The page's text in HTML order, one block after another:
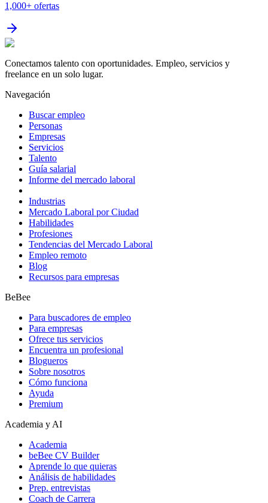
1,000+ ofertas
Conectamos talento con oportunidades. Empleo, servicios y
freelance en un solo lugar.
Navegación
Buscar empleo
Personas
Empresas
Servicios
Talento
Guía salarial
Informe del mercado laboral
Industrias
Mercado Laboral por Ciudad
Habilidades
Profesiones
Tendencias del Mercado Laboral
Empleo remoto
Blog
Recursos para empresas
BeBee
Para buscadores de empleo
Para empresas
Ofrece tus servicios
Encuentra un profesional
Blogueros
Sobre nosotros
Cómo funciona
Ayuda
Premium
Academia y AI
Academia
beBee CV Builder
Aprende lo que quieras
Análisis de habilidades
Prep. entrevistas
Coach de Carrera